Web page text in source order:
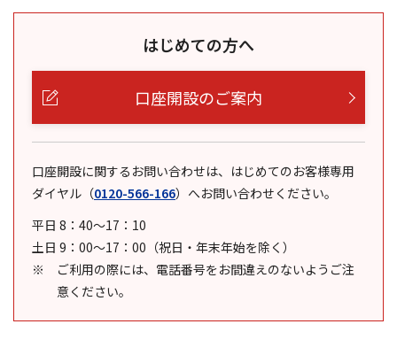
はじめての方へ
口座開設のご案内
口座開設に関するお問い合わせは、はじめてのお客様専用
ダイヤル （0120-566-166） へお問い合わせください。
平日 8：40～17：10
土日 9：00～17：00（祝日・年末年始を除く）
ご利用の際には、電話番号をお間違えのないようご注
意ください。